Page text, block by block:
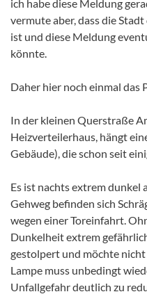
ich habe diese Meldung
vermute aber, dass die
ist und diese Meldung
könnte.
Daher hier noch einmal das
In der kleinen Querstraße
Heizverteilerhaus, hängt
Gebäude), die schon seit
Es ist nachts extrem dunkel
Gehweg befinden sich
wegen einer Toreinfahrt.
Dunkelheit extrem
gestolpert und möchte
Lampe muss unbedingt
Unfallgefahr deutlich zu